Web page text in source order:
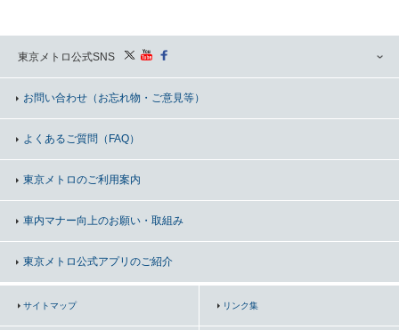
東京メトロ公式SNS
お問い合わせ （お忘れ物・ご意見等）
よくあるご質問（FAQ）
東京メトロのご利用案内
車内マナー向上のお願い・取組み
東京メトロ公式アプリのご紹介
サイトマップ リンク集